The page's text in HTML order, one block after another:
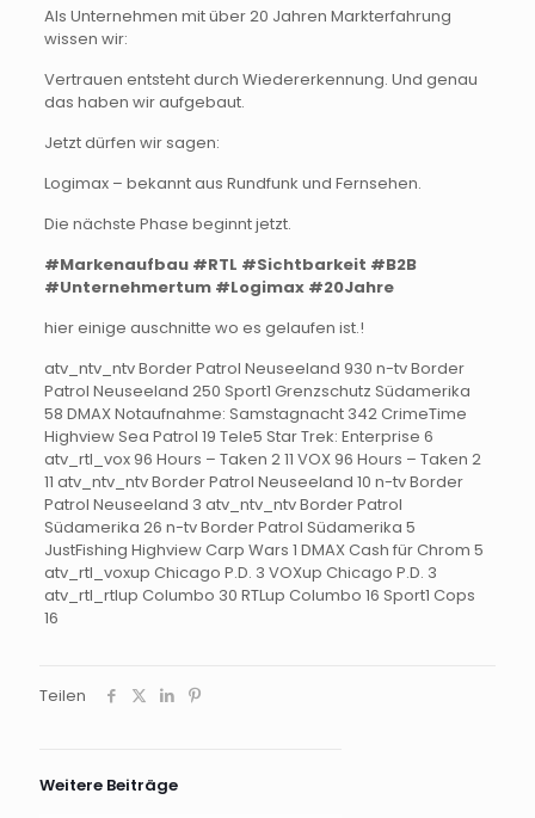
Als Unternehmen mit über 20 Jahren Markterfahrung
wissen wir:
Vertrauen entsteht durch Wiedererkennung. Und genau
das haben wir aufgebaut.
Jetzt dürfen wir sagen:
Logimax – bekannt aus Rundfunk und Fernsehen.
Die nächste Phase beginnt jetzt.
#Markenaufbau #RTL #Sichtbarkeit #B2B
#Unternehmertum #Logimax #20Jahre
hier einige auschnitte wo es gelaufen ist.!
atv_ntv_ntv Border Patrol Neuseeland 930 n-tv Border
Patrol Neuseeland 250 Sport1 Grenzschutz Südamerika
58 DMAX Notaufnahme: Samstagnacht 342 CrimeTime
Highview Sea Patrol 19 Tele5 Star Trek: Enterprise 6
atv_rtl_vox 96 Hours – Taken 2 11 VOX 96 Hours – Taken 2
11 atv_ntv_ntv Border Patrol Neuseeland 10 n-tv Border
Patrol Neuseeland 3 atv_ntv_ntv Border Patrol
Südamerika 26 n-tv Border Patrol Südamerika 5
JustFishing Highview Carp Wars 1 DMAX Cash für Chrom 5
atv_rtl_voxup Chicago P.D. 3 VOXup Chicago P.D. 3
atv_rtl_rtlup Columbo 30 RTLup Columbo 16 Sport1 Cops
16
Teilen
Weitere Beiträge